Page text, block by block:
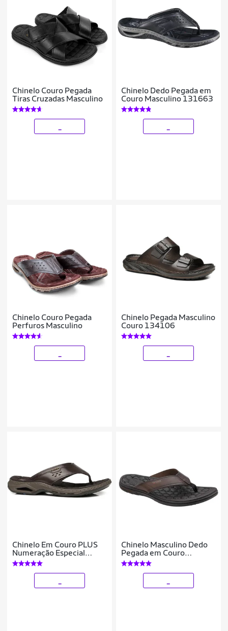
Chinelo Couro Pegada
Tiras Cruzadas Masculino
Chinelo Dedo Pegada em
Couro Masculino 131663
Chinelo Couro Pegada
Perfuros Masculino
Chinelo Pegada Masculino
Couro 134106
Chinelo Em Couro PLUS
Numeração Especial
Pegada 533235
Masculino
Chinelo Masculino Dedo
Pegada em Couro
533301 Tamanhos
Especiais Pinhão 48